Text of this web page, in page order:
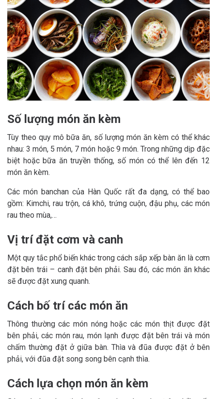
Số lượng món ăn kèm
Tùy theo quy mô bữa ăn, số lượng món ăn kèm có thể khác
nhau: 3 món, 5 món, 7 món hoặc 9 món. Trong những dịp đặc
biệt hoặc bữa ăn truyền thống, số món có thể lên đến 12
món ăn kèm.
Các món banchan của Hàn Quốc rất đa dạng, có thể bao
gồm: Kimchi, rau trộn, cá khô, trứng cuộn, đậu phụ, các món
rau theo mùa,…
Vị trí đặt cơm và canh
Một quy tắc phổ biến khác trong cách sắp xếp bàn ăn là cơm
đặt bên trái – canh đặt bên phải. Sau đó, các món ăn khác
sẽ được đặt xung quanh.
Cách bố trí các món ăn
Thông thường các món nóng hoặc các món thịt được đặt
bên phải, các món rau, món lạnh được đặt bên trái và món
chấm thường đặt ở giữa bàn. Thìa và đũa được đặt ở bên
phải, với đũa đặt song song bên cạnh thìa.
Cách lựa chọn món ăn kèm